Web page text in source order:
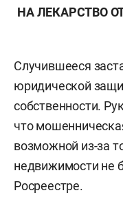
НА ЛЕКАРСТВО
Случившееся
юридической
собственности.
что
возможной из-за
недвижимости не
Росреестре.